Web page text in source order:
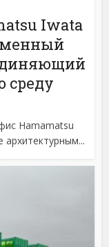
Iwata
среду
Hamamatsu
архитектурным...